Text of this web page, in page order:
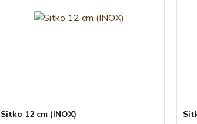
Sitko 12 cm (INOX)